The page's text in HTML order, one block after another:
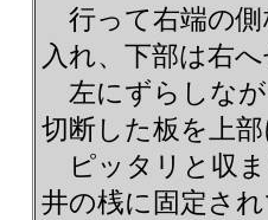
行って右端の側
入れ、下部は右
左にずらしなが
切断した板を上
ピッタリと収
井の桟に固定され